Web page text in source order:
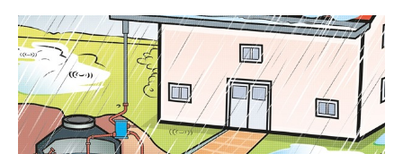
metal malzemelerdir. Ancak günümüzde, bu
malzemeler yanında, Metal dışı malzemelerin de
kullanımı […]